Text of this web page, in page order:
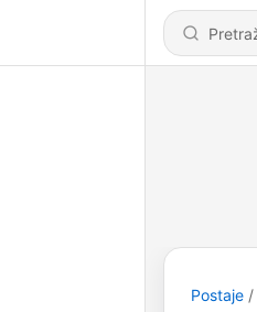
Postaje